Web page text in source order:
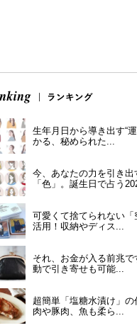
生年月日から導き出す“
かる、秘められた...
今、あなたの力を引き出
「色」。誕生日で占う
可愛くて捨てられない「
活用！収納やディス...
それ、お金が入る前兆
動で引き寄せも可能...
超簡単「塩糖水漬け」の
肉や豚肉、魚も柔ら...